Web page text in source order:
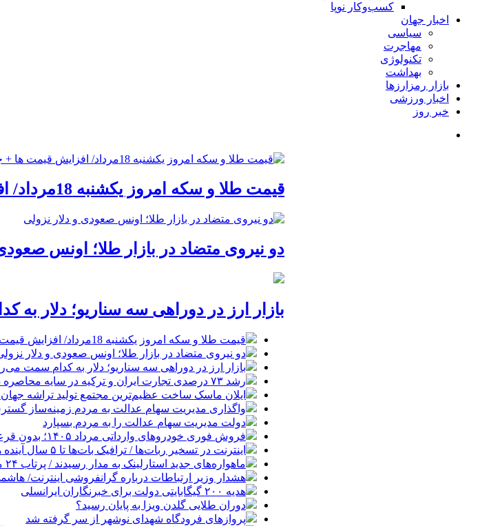
کسب‌وکار نوپا
اخبار جهان
سیاسی
مهاجرت
تکنولوژی
بهداشت
بازار رمزارزها
اخبار ورزشی
خبر روز
قیمت طلا و سکه امروز یکشنبه 18مرداد/ افزایش قیمت ها + جدول و جزئیات
دو نیروی متضاد در بازار طلا؛ اونس
بازار ارز در دوراهی سه سناریو؛ دلار
قیمت طلا و سکه امروز یکشنبه 18مرداد/ افزایش قیمت ها + جدول و جزئیات
دو نیروی متضاد در بازار طلا؛ اونس صعودی و دلار
بازار ارز در دوراهی سه سناریو؛ دلار به کدام سمت
رشد ۷۳ درصدی تجارت ایران و ترکیه در سایه محاصره دریایی
ایلان ماسک ساخت عظیم‌ترین مجتمع تولید تراشه
واگذاری مدیریت سهام عدالت به مردم زمینه‌ساز
دولت مدیریت سهام عدالت را به مردم بسپارد
فروش فوری خودروهای وارداتی مرداد ۱۴۰۵؛ بدون قرعه‌کشی و حساب وکالتی
اینترنت در تسخیر ربات‌ها / ترافیک بات‌ها تا ۵ سال آینده هزار برابر انسان‌ها خواهد شد
ماهواره‌های جدید استارلینک به مدار رسیدند / پرتاب ۲۴ ماهواره با یک موشک
هشدار وزیر ارتباطات درباره گرانفروشی اینترنت/
هدیه ۲۰۰ گیگابایتی دولت برای خبرنگاران ایرانسلی
دوران طلایی گلدن ویزا به پایان رسید؟
پروازهای فرودگاه شهدای نوشهر از سر گرفته شد